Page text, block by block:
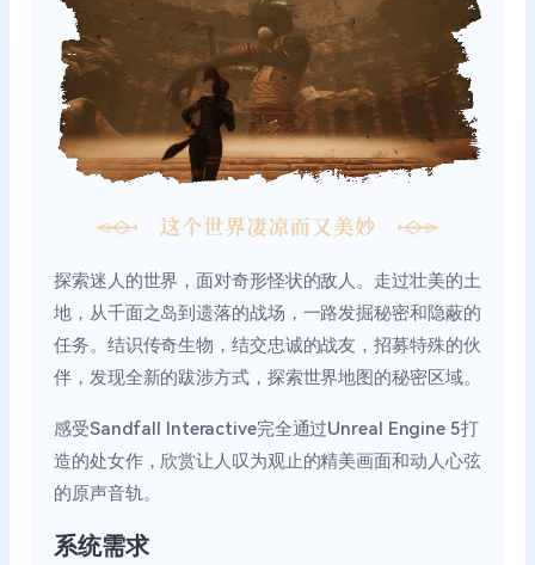
探索迷人的世界，面对奇形怪状的敌人。走过壮美的土
地，从千面之岛到遗落的战场，一路发掘秘密和隐蔽的
任务。结识传奇生物，结交忠诚的战友，招募特殊的伙
伴，发现全新的跋涉方式，探索世界地图的秘密区域。
感受Sandfall Interactive完全通过Unreal Engine 5打
造的处女作，欣赏让人叹为观止的精美画面和动人心弦
的原声音轨。
系统需求